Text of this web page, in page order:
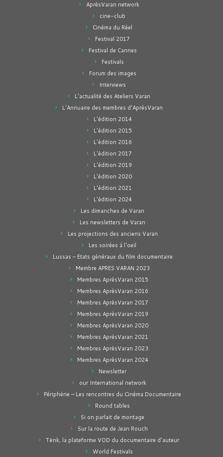
AprèsVaran network
cine-club
Cinéma du Réel
Festival 2017
Festival de Cannes
Festivals
Forum des images
Interviews
L'actualité des Ateliers Varan
L'Annuaire des membres d'AprèsVaran
L'édition 2014
L'édition 2015
L'édition 2016
L'édition 2017
L'édition 2019
L'édition 2020
L'édition 2021
L'édition 2024
Les dimanches de Varan
Les newsletters de Varan
Les projections des anciens Varan
Les soirées à l'oeil
Lussas – Etats généraux du film documentaire
Membre APRES VARAN 2023
Membres AprèsVaran 2015
Membres AprèsVaran 2016
Membres AprèsVaran 2017
Membres AprèsVaran 2019
Membres AprèsVaran 2020
Membres AprèsVaran 2021
Membres AprèsVaran 2023
Membres AprèsVaran 2024
Newsletter
our International network
Périphérie – Les rencontres du Cinéma Documentaire
Round tables
Si on parlait de montage
Sur la route de Jean Rouch
Tënk, la plateforme VOD du documentaire d'auteur
World Festivals